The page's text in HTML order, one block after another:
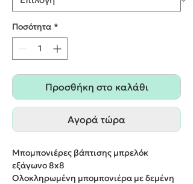
Ποσότητα *
Προσθήκη στο καλάθι
Αγορά τώρα
Μπομπονιέρες βάπτισης μπρελόκ
εξάγωνο8x8
Ολοκληρωμένη μπομπονιέρα με δεμένη